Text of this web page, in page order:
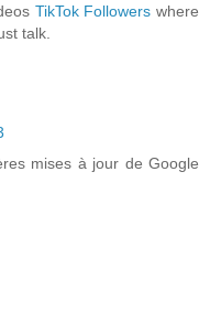
TikTok Followers where
talk.
mises à jour de Google